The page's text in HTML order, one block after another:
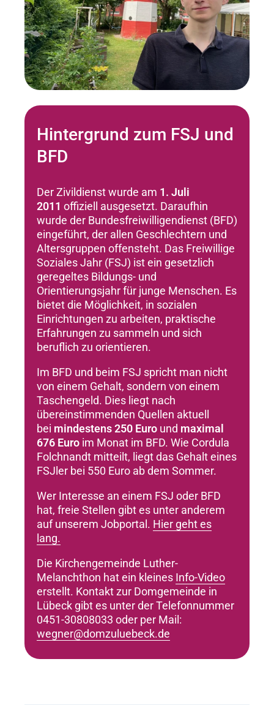
Hintergrund zum FSJ und
BFD
Der Zivildienst wurde am 1. Juli
2011 offiziell ausgesetzt. Daraufhin
wurde der Bundesfreiwilligendienst (BFD)
eingeführt, der allen Geschlechtern und
Altersgruppen offensteht. Das Freiwillige
Soziales Jahr (FSJ) ist ein gesetzlich
geregeltes Bildungs- und
Orientierungsjahr für junge Menschen. Es
bietet die Möglichkeit, in sozialen
Einrichtungen zu arbeiten, praktische
Erfahrungen zu sammeln und sich
beruflich zu orientieren.
Im BFD und beim FSJ spricht man nicht
von einem Gehalt, sondern von einem
Taschengeld. Dies liegt nach
übereinstimmenden Quellen aktuell
bei mindestens 250 Euro und maximal
676 Euro im Monat im BFD. Wie Cordula
Folchnandt mitteilt, liegt das Gehalt eines
FSJler bei 550 Euro ab dem Sommer.
Wer Interesse an einem FSJ oder BFD
hat, freie Stellen gibt es unter anderem
auf unserem Jobportal. Hier geht es
lang.
Die Kirchengemeinde Luther-
Melanchthon hat ein kleines Info-Video
erstellt. Kontakt zur Domgemeinde in
Lübeck gibt es unter der Telefonnummer
0451-30808033 oder per Mail:
wegner@domzuluebeck.de